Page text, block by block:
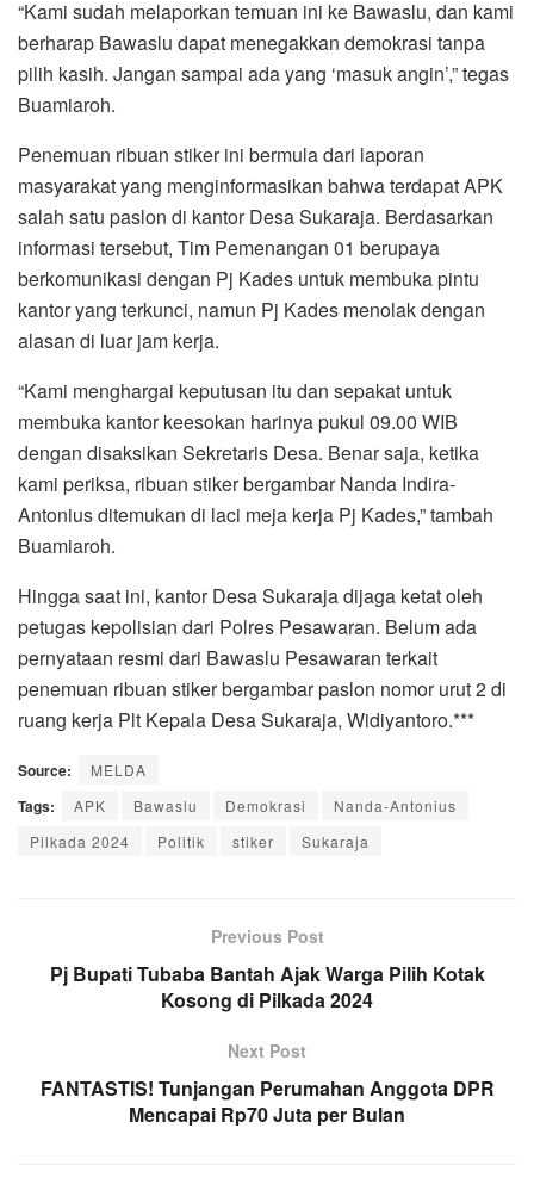
“Kami sudah melaporkan temuan ini ke Bawaslu, dan kami
berharap Bawaslu dapat menegakkan demokrasi tanpa
pilih kasih. Jangan sampai ada yang ‘masuk angin’,” tegas
Buamiaroh.
Penemuan ribuan stiker ini bermula dari laporan
masyarakat yang menginformasikan bahwa terdapat APK
salah satu paslon di kantor Desa Sukaraja. Berdasarkan
informasi tersebut, Tim Pemenangan 01 berupaya
berkomunikasi dengan Pj Kades untuk membuka pintu
kantor yang terkunci, namun Pj Kades menolak dengan
alasan di luar jam kerja.
“Kami menghargai keputusan itu dan sepakat untuk
membuka kantor keesokan harinya pukul 09.00 WIB
dengan disaksikan Sekretaris Desa. Benar saja, ketika
kami periksa, ribuan stiker bergambar Nanda Indira-
Antonius ditemukan di laci meja kerja Pj Kades,” tambah
Buamiaroh.
Hingga saat ini, kantor Desa Sukaraja dijaga ketat oleh
petugas kepolisian dari Polres Pesawaran. Belum ada
pernyataan resmi dari Bawaslu Pesawaran terkait
penemuan ribuan stiker bergambar paslon nomor urut 2 di
ruang kerja Plt Kepala Desa Sukaraja, Widiyantoro.***
Source: MELDA
Tags: APK Bawaslu Demokrasi
Nanda-Antonius
Pilkada 2024
Politik stiker Sukaraja
Previous Post
Pj Bupati Tubaba Bantah Ajak Warga Pilih Kotak
Kosong di Pilkada 2024
Next Post
FANTASTIS! Tunjangan Perumahan Anggota DPR
Mencapai Rp70 Juta per Bulan